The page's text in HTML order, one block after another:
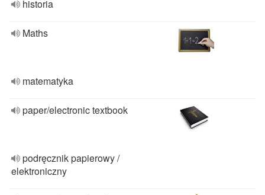
historia
Maths
matematyka
paper/electronic textbook
podręcznik papierowy /
elektroniczny